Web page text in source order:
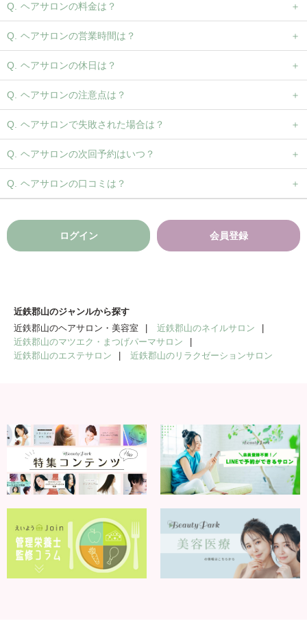
ヘアサロンの料金は？
ヘアサロンの営業時間は？
ヘアサロンの休日は？
ヘアサロンの注意点は？
ヘアサロンで失敗された場合は？
ヘアサロンの次回予約はいつ？
ヘアサロンの口コミは？
ログイン 会員登録
近鉄郡山のジャンルから探す
近鉄郡山のヘアサロン・美容室
近鉄郡山のネイルサロン
近鉄郡山のマツエク・まつげパーマサロン
近鉄郡山のエステサロン
近鉄郡山のリラクゼーションサロン